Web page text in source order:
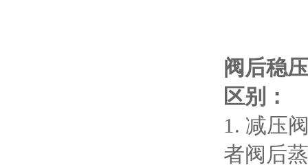
阀后稳
区别：
1. 减压
者阀后